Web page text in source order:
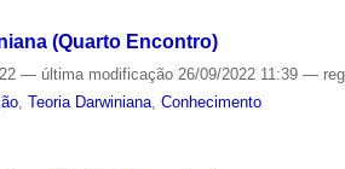
(Quarto Encontro)
— última modificação 26/09/2022 11:39—
,Teoria Darwiniana ,Conhecimento